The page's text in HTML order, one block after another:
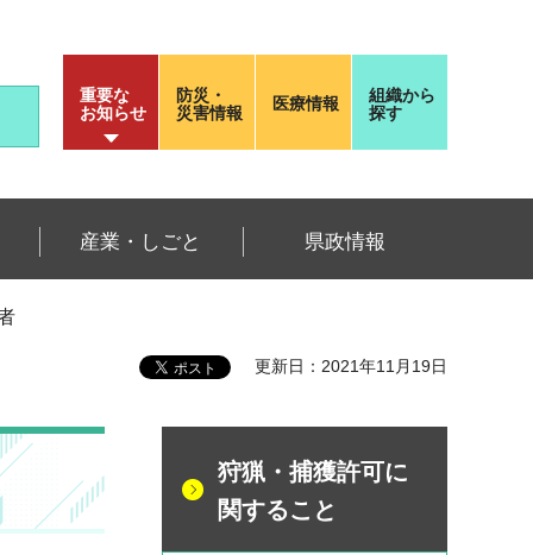
重要な
お知らせ
防災・
災害情報
医療情報
組織から
探す
産業・しごと 県政情報
更新日：2021年11月19日
狩猟・捕獲許可に
関すること